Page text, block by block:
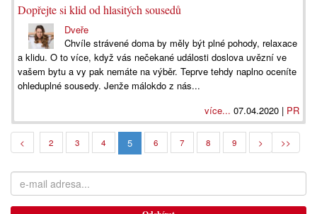
Dopřejte si klid od hlasitých sousedů
Dveře
Chvíle strávené doma by měly být plné pohody, relaxace
a klidu. O to více, když vás nečekané události doslova uvězní ve
vašem bytu a vy pak nemáte na výběr. Teprve tehdy naplno oceníte
ohleduplné sousedy. Jenže málokdo z nás...
více... 07.04.2020 | PR
< 2 3 4 5 6 7 8 9 > >>